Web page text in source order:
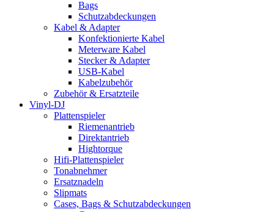
Bags
Schutzabdeckungen
Kabel & Adapter
Konfektionierte Kabel
Meterware Kabel
Stecker & Adapter
USB-Kabel
Kabelzubehör
Zubehör & Ersatzteile
Vinyl-DJ
Plattenspieler
Riemenantrieb
Direktantrieb
Hightorque
Hifi-Plattenspieler
Tonabnehmer
Ersatznadeln
Slipmats
Cases, Bags & Schutzabdeckungen